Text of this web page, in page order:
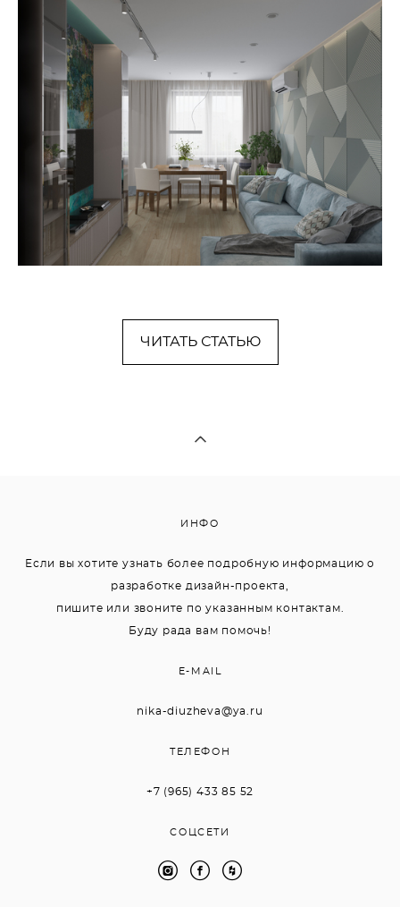
ЧИТАТЬ СТАТЬЮ
ИНФО
Если вы хотите узнать более подробную информацию о
разработке дизайн-проекта,
пишите или звоните по указанным контактам.
Буду рада вам помочь!
E-MAIL
nika-diuzheva@ya.ru
ТЕЛЕФОН
+7 (965) 433 85 52
СОЦСЕТИ